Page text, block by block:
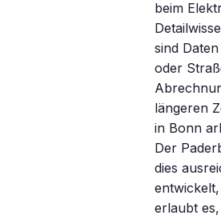
beim
sind
oder
längeren
in Bonn
Der
dies
erlaubt